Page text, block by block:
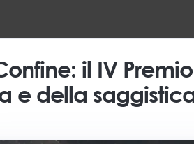
il IV
e della